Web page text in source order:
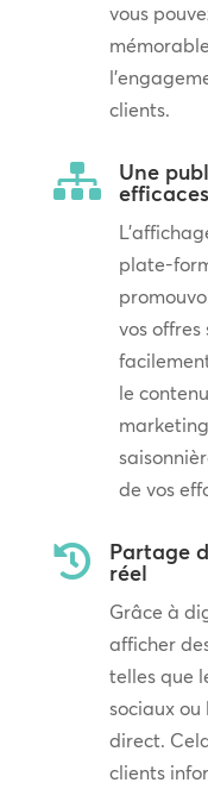
vous
clients.
 Une
efficaces
plate-
vos offres
le
de vos
 Partage
réel
Grâce à
afficher
telles que
sociaux ou
direct.
clients